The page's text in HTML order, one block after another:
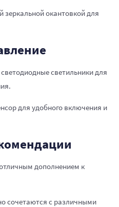
зеркальной окантовкой для
светильники для
для удобного включения и
дополнением к
сочетаются с различными